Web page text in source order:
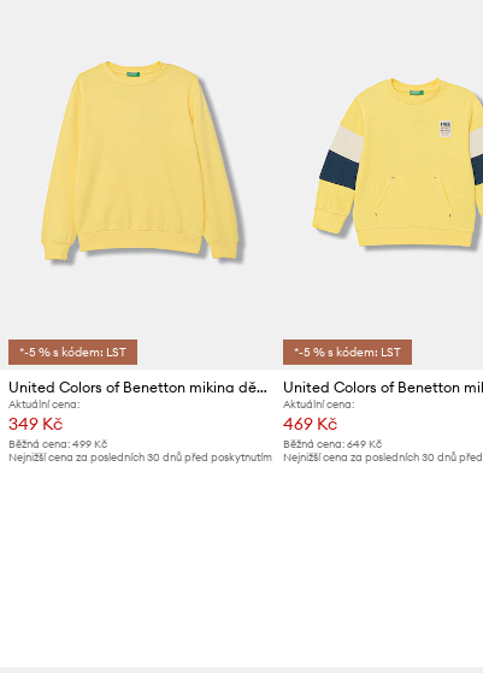
*-5 % s kódem: LST
United Colors of Benetton mikina dětská bavlněná
Aktuální cena:
349 Kč
Běžná cena: 499 Kč
Nejnižší cena za posledních 30 dnů před poskytnutím
*-5 % s kódem: LST
Aktuální cena:
469 Kč
Běžná cena: 649 Kč
Nejnižší cena za posledních 30 dnů